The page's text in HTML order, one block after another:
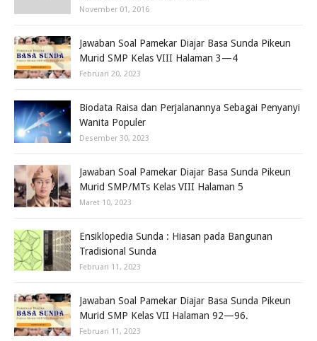
November 01, 2016
Jawaban Soal Pamekar Diajar Basa Sunda Pikeun
Murid SMP Kelas VIII Halaman 3—4
Februari 20, 2023
Biodata Raisa dan Perjalanannya Sebagai Penyanyi
Wanita Populer
Desember 30, 2023
Jawaban Soal Pamekar Diajar Basa Sunda Pikeun
Murid SMP/MTs Kelas VIII Halaman 5
Maret 10, 2023
Ensiklopedia Sunda : Hiasan pada Bangunan
Tradisional Sunda
Februari 11, 2023
Jawaban Soal Pamekar Diajar Basa Sunda Pikeun
Murid SMP Kelas VII Halaman 92—96.
Februari 11, 2023